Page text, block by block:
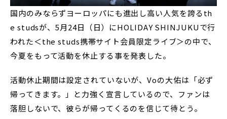
国内のみならずヨーロッパにも進出し高い人気を誇るth
e studsが、5月24日（日）にHOLIDAY SHINJUKUで行
われた＜the studs携帯サイト会員限定ライブ＞の中で、
今夏をもって活動を休止する事を発表した。
活動休止期間は設定されていないが、Voの大佑は「必ず
帰ってきます。」と力強く宣言しているので、ファンは
落胆しないで、彼らが帰ってくるのを信じて待とう。